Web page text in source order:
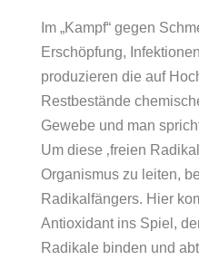
Im „Kampf“ gegen
Erschöpfung,
produzieren die auf
Restbestände
Gewebe und man
Um diese ‚freien
Organismus zu leiten,
Radikalfängers. Hier
Antioxidant ins Spiel,
Radikale binden und